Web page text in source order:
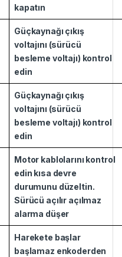
kapatın
Güçkaynağı çıkış
voltajını (sürücü
besleme voltajı) kontrol
edin
Güçkaynağı çıkış
voltajını (sürücü
besleme voltajı) kontrol
edin
Motor kablolarını kontrol
edin kısa devre
durumunu düzeltin.
Sürücü açılır açılmaz
alarma düşer
Harekete başlar
başlamaz enkoderden